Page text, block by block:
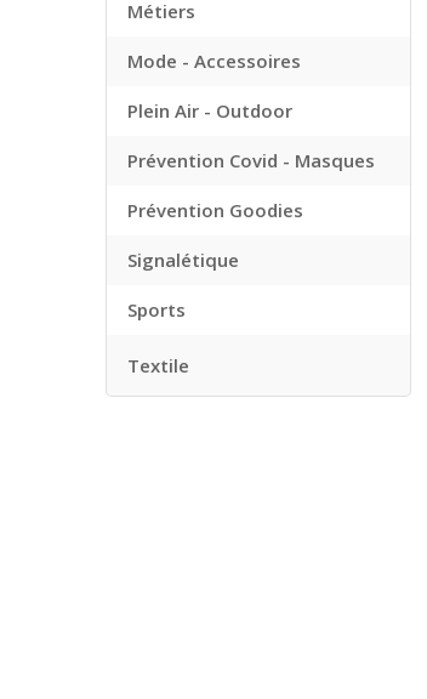
Métiers
Mode - Accessoires
Plein Air - Outdoor
Prévention Covid - Masques
Prévention Goodies
Signalétique
Sports
Textile